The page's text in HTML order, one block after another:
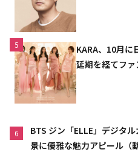
5
KARA、10月に
延期を経てフ
6
BTS ジン「ELLE」デジタ
景に優雅な魅力アピール（